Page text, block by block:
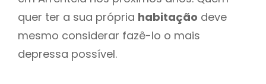
quer ter a sua própria habitação deve
mesmo considerar fazê-lo o mais
depressa possível.